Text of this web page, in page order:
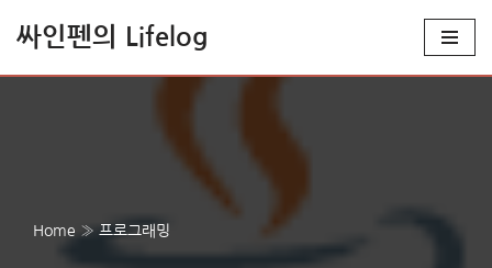
싸인펜의 Lifelog
Home » 프로그래밍